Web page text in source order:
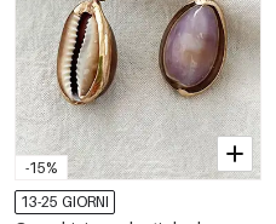
-15%
13-25 GIORNI